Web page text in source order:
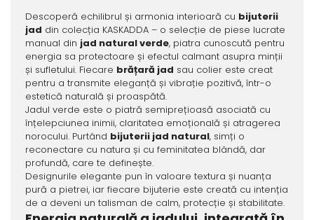
Descoperă echilibrul și armonia interioară cu bijuterii
jad din colecția KASKADDA – o selecție de piese lucrate
manual din jad natural verde, piatra cunoscută pentru
energia sa protectoare și efectul calmant asupra minții
și sufletului. Fiecare brățară jad sau colier este creat
pentru a transmite eleganță și vibrație pozitivă, într-o
estetică naturală și proaspătă.
Jadul verde este o piatră semiprețioasă asociată cu
înțelepciunea inimii, claritatea emoțională și atragerea
norocului. Purtând bijuterii jad natural, simți o
reconectare cu natura și cu feminitatea blândă, dar
profundă, care te definește.
Designurile elegante pun în valoare textura și nuanța
pură a pietrei, iar fiecare bijuterie este creată cu intenția
de a deveni un talisman de calm, protecție și stabilitate.